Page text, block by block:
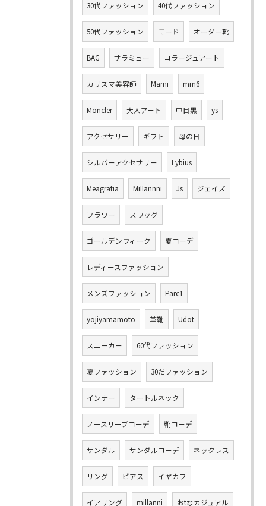
30代ファッション 40代ファッション
50代ファッション モード オーダー靴
BAG サラミュー コラージュアート
カリスマ美容師 Marni mm6
Moncler 大人アート 中目黒 ys
アクセサリー ギフト 母の日
シルバーアクセサリー Lybius
Meagratia Millannni Js ジェイズ
フラワー スワッグ
ゴールデンウィーク 夏コーデ
レディースファッション
メンズファッション Parc1
yojiyamamoto 革靴 Udot
スニーカー 60代ファッション
夏ファッション 30だファッション
インナー タートルネック
ノースリーブコーデ 靴コーデ
サンダル サンダルコーデ ネックレス
リング ピアス イヤカフ
イアリング millanni おtなカジュアル